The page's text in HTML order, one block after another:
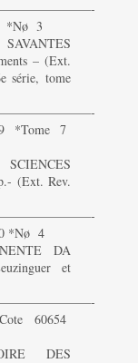
*Nø 3
– (Ext.
série, tome
*Tome 7
(Ext. Rev.
*Nø 4
DA
et
60654
DES